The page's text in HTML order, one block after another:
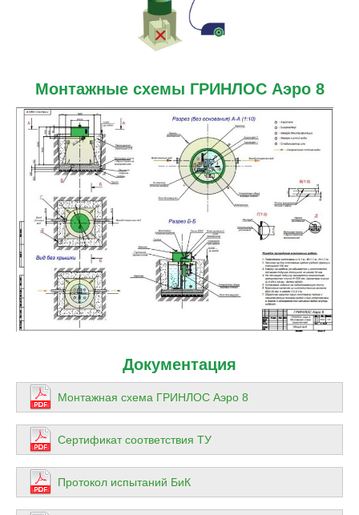
Монтажные схемы ГРИНЛОС Аэро 8
Документация
Монтажная схема ГРИНЛОС Аэро 8
Сертификат соответствия ТУ
Протокол испытаний БиК